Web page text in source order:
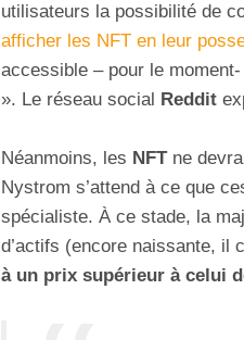
utilisateurs la possibilité de
afficher les NFT en leur
accessible – pour le
». Le réseau social Reddit
Néanmoins, les NFTne
Nystrom s’attend à ce que
spécialiste. À ce stade, la
d’actifs (encore naissante, il
à un prix supérieur à celui